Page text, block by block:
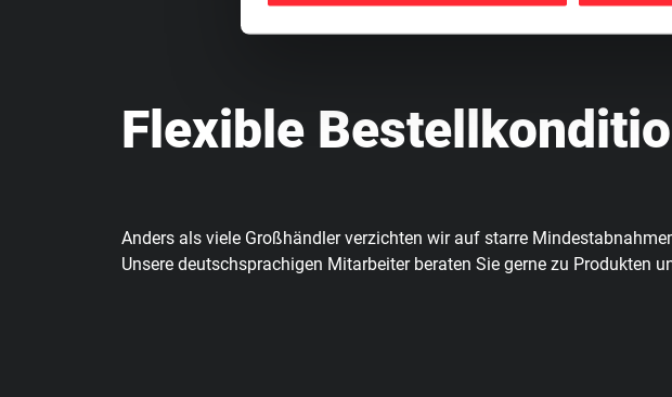
Flexible
Anders als viele Großhändler verzichten wir auf starre
Unsere deutschsprachigen Mitarbeiter beraten Sie gerne zu Produkten